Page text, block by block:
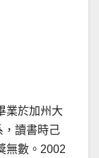
業於加州大
，讀書時己
無數。2002